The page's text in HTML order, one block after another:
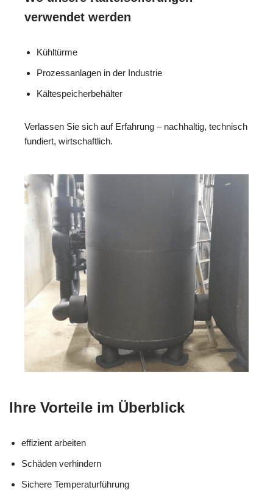
verwendet werden
Kühltürme
Prozessanlagen in der Industrie
Kältespeicherbehälter
Verlassen Sie sich auf Erfahrung – nachhaltig, technisch
fundiert, wirtschaftlich.
Ihre Vorteile im Überblick
effizient arbeiten
Schäden verhindern
Sichere Temperaturführung